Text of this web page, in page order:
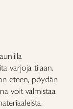
varjoja tilaan.
eteen, pöydän
voit valmistaa